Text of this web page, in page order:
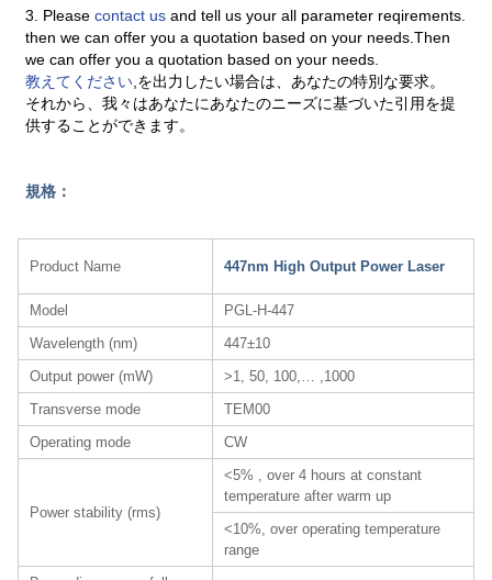
3. Pleasecontact usand tell us your all parameter reqirements.
then we can offer you a quotation based on your needs.Then
we can offer you a quotation based on your needs.
教えてください ,を出力したい場合は、あなたの特別な要求。
それから、我々はあなたにあなたのニーズに基づいた引用を提
供することができます。
規格：
Product Name 447nm High Output Power Laser
Model
PGL-H-447
Wavelength (nm)
447±10
Output power (mW)
>1, 50, 100,… ,1000
Transverse mode
TEM00
Operating mode
CW
Power stability (rms)
<5% , over 4 hours at constant
temperature after warm up
<10%, over operating temperature
range